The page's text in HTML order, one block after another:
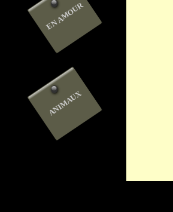
EN AMOUR
ANIMAUX